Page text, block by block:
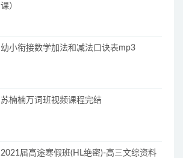
课）
幼小衔接数学加法和减法口诀表mp3
苏楠楠万词班视频课程完结
2021届高途寒假班(HL绝密)-高三文综资料